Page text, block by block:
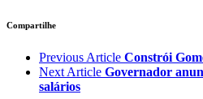
Compartilhe
Previous Article Constrói
Next Article Governador
salários